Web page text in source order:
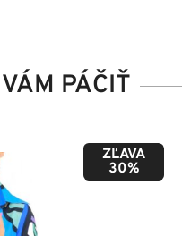
PÁČIŤ
ZĽAVA
50%